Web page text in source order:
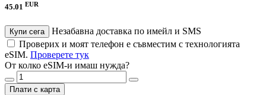
45.01 EUR
Купи сега
Незабавна доставка по имейл и SMS
Проверих и моят телефон е съвместим с технологията
eSIM. Проверете тук
От колко eSIM-и имаш нужда?
Плати с карта